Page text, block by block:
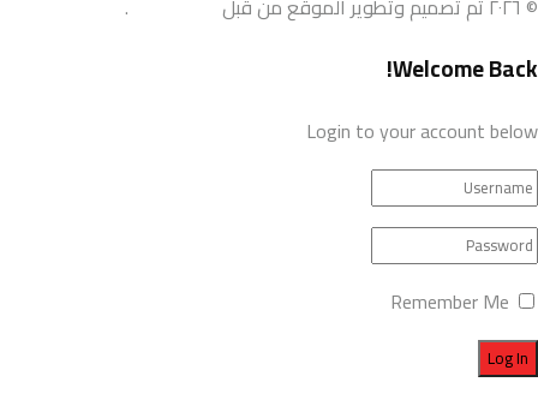
© ٢٠٢٦ تم تصميم وتطوير الموقع من قبل .
Welcome Back!
Login to your account below
Remember Me